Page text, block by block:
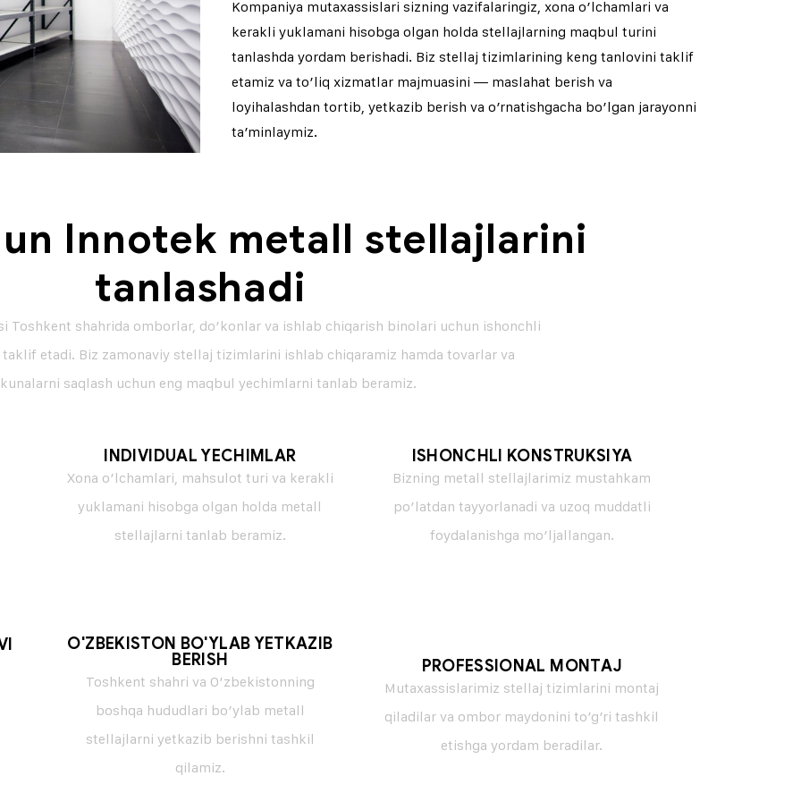
Kompaniya mutaxassislari sizning vazifalaringiz, xona o’lchamlari va
kerakli yuklamani hisobga olgan holda stellajlarning maqbul turini
tanlashda yordam berishadi. Biz stellaj tizimlarining keng tanlovini taklif
etamiz va to’liq xizmatlar majmuasini — maslahat berish va
loyihalashdan tortib, yetkazib berish va o’rnatishgacha bo’lgan jarayonni
ta’minlaymiz.
Innotek metall stellajlarini
tanlashadi
Toshkent shahrida omborlar, do’konlar va ishlab chiqarish binolari uchun ishonchli
etadi. Biz zamonaviy stellaj tizimlarini ishlab chiqaramiz hamda tovarlar va
saqlash uchun eng maqbul yechimlarni tanlab beramiz.
INDIVIDUAL YECHIMLAR
Xona o’lchamlari, mahsulot turi va kerakli
yuklamani hisobga olgan holda metall
stellajlarni tanlab beramiz.
ISHONCHLI KONSTRUKSIYA
Bizning metall stellajlarimiz mustahkam
po’latdan tayyorlanadi va uzoq muddatli
foydalanishga mo’ljallangan.
O'ZBEKISTON BO'YLAB YETKAZIB
BERISH
Toshkent shahri va O’zbekistonning
boshqa hududlari bo’ylab metall
stellajlarni yetkazib berishni tashkil
qilamiz.
PROFESSIONAL MONTAJ
Mutaxassislarimiz stellaj tizimlarini montaj
qiladilar va ombor maydonini to’g’ri tashkil
etishga yordam beradilar.